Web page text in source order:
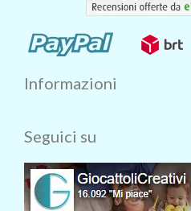
Informazioni
Seguici su